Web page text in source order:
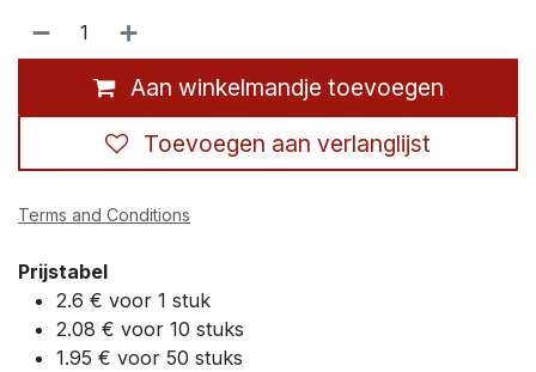
Aan winkelmandje toevoegen
Toevoegen aan verlanglijst
Terms and Conditions
Prijstabel
2.6 € voor 1 stuk
2.08 € voor 10 stuks
1.95 € voor 50 stuks